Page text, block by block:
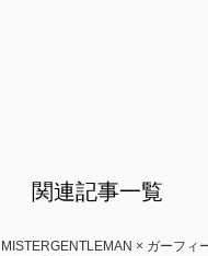
関連記事一覧
MISTERGENTLEMAN × ガーフィ